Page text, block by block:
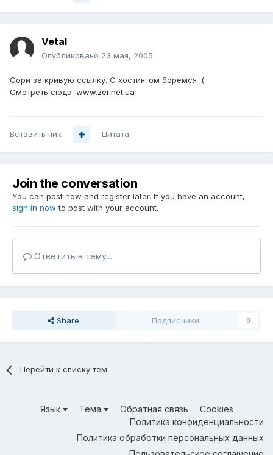
Vetal
Опубликовано 23 мая, 2005
Сори за кривую ссылку. С хостингом боремся :(
Смотреть сюда: www.zer.net.ua
Вставить ник Цитата
Join the conversation
You can post now and register later. If you have an account,
sign in now to post with your account.
Ответить в тему...
Share Подписчики 0
Перейти к списку тем
Язык Тема Обратная связь
Cookies
Политика конфиденциальности
Политика обработки персональных данных